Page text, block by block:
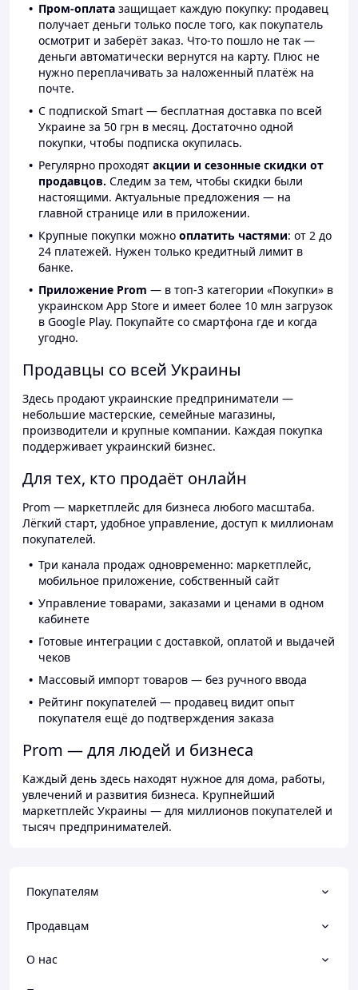
Пром-оплата защищает каждую покупку: продавец
получает деньги только после того, как покупатель
осмотрит и заберёт заказ. Что-то пошло не так —
деньги автоматически вернутся на карту. Плюс не
нужно переплачивать за наложенный платёж на
почте.
С подпиской Smart — бесплатная доставка по всей
Украине за 50 грн в месяц. Достаточно одной
покупки, чтобы подписка окупилась.
Регулярно проходят акции и сезонные скидки от
продавцов. Следим за тем, чтобы скидки были
настоящими. Актуальные предложения — на
главной странице или в приложении.
Крупные покупки можно оплатить частями: от 2 до
24 платежей. Нужен только кредитный лимит в
банке.
Приложение Prom — в топ-3 категории «Покупки» в
украинском App Store и имеет более 10 млн загрузок
в Google Play. Покупайте со смартфона где и когда
угодно.
Продавцы со всей Украины
Здесь продают украинские предприниматели —
небольшие мастерские, семейные магазины,
производители и крупные компании. Каждая покупка
поддерживает украинский бизнес.
Для тех, кто продаёт онлайн
Prom — маркетплейс для бизнеса любого масштаба.
Лёгкий старт, удобное управление, доступ к миллионам
покупателей.
Три канала продаж одновременно: маркетплейс,
мобильное приложение, собственный сайт
Управление товарами, заказами и ценами в одном
кабинете
Готовые интеграции с доставкой, оплатой и выдачей
чеков
Массовый импорт товаров — без ручного ввода
Рейтинг покупателей — продавец видит опыт
покупателя ещё до подтверждения заказа
Prom — для людей и бизнеса
Каждый день здесь находят нужное для дома, работы,
увлечений и развития бизнеса. Крупнейший
маркетплейс Украины — для миллионов покупателей и
тысяч предпринимателей.
Покупателям
Продавцам
О нас